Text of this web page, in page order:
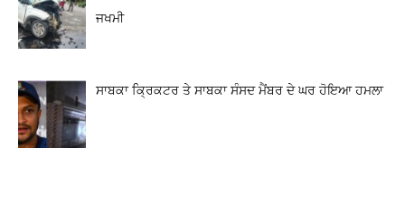
ਜਖਮੀ
ਸਾਬਕਾ ਕ੍ਰਿਕਟਰ ਤੇ ਸਾਬਕਾ ਸੰਸਦ ਮੈਂਬਰ ਦੇ ਘਰ ਹੋਇਆ ਹਮਲਾ